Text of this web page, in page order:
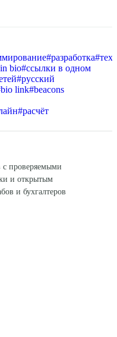
#разработка#
bio#ссылки в одном
#русский
bio link#beacons
#расчёт
с проверяемыми
и открытым
и бухгалтеров